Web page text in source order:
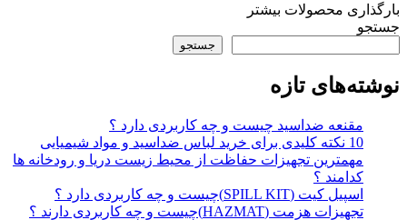
بارگذاری محصولات بیشتر
جستجو
جستجو
نوشته‌های تازه
مقنعه ضداسید چیست و چه کاربردی دارد ؟
10 نکته کلیدی برای خرید لباس ضداسید و مواد شیمیایی
مهمترین تجهیزات حفاظت از محیط زیست دریا و رودخانه ها
کدامند ؟
اسپیل کیت (SPILL KIT)چیست و چه کاربردی دارد ؟
تجهیزات هزمت (HAZMAT)چیست و چه کاربردی دارند ؟